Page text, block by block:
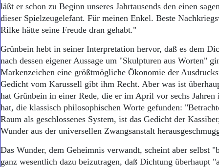
läßt er schon zu Beginn unseres Jahrtausends den einen
dieser Spielzeugelefant. Für meinen Enkel. Beste
Rilke hätte seine Freude dran gehabt."
Grünbein hebt in seiner Interpretation hervor, daß es dem
nach dessen eigener Aussage um "Skulpturen aus Worten"
Markenzeichen eine größtmögliche Ökonomie der
Gedicht vom Karussell gibt ihm Recht. Aber was ist
hat Grünbein in einer Rede, die er im April vor sechs Jahren
hat, die klassisch philosophischen Worte gefunden:
Raum als geschlossenes System, ist das Gedicht der
Wunder aus der universellen Zwangsanstalt
Das Wunder, dem Geheimnis verwandt, scheint aber selbst
ganz wesentlich dazu beizutragen, daß Dichtung überhaupt